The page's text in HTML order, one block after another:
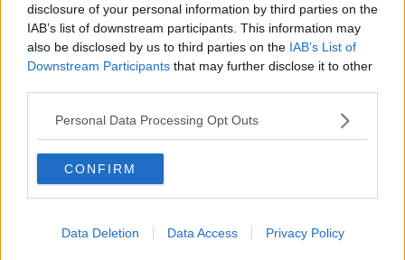
disclosure of your personal information by third parties on the
IAB’s list of downstream participants. This information may
also be disclosed by us to third parties on the IAB’s List of
Downstream Participants that may further disclose it to other
Personal Data Processing Opt Outs
CONFIRM
Data Deletion Data Access Privacy Policy
Sor-riso amaro
Fine anno al ristorante
La festa di Capodanno
Natale 2024
Re e regnanti
Come rubare allo stato e vivere felici
Una performance
Il compagno
​Io (allo specchio)
Tramonto
La virtù del non fare